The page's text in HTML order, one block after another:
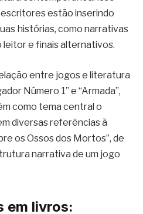
estão inserindo
histórias, como narrativas
leitor e finais alternativos.
entre jogos e literatura
Número 1” e “Armada”,
como tema central o
diversas referências à
os Ossos dos Mortos”, de
narrativa de um jogo
em livros: